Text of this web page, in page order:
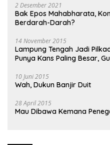
2 Desember 2021
Bak Epos Mahabharata,
Berdarah-Darah?
14 November 2015
Lampung Tengah Jadi
Punya Kans Paling Besar,
10 Juni 2015
Wah, Dukun Banjir Duit
28 April 2015
Mau Dibawa Kemana